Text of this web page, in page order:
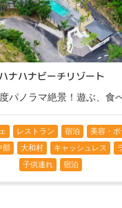
ハナビーチリゾート
パノラマ絶景！遊ぶ、食
レストラン 宿泊
美容・ボ
部 大和村 キャッシュレス
子供連れ
宿泊